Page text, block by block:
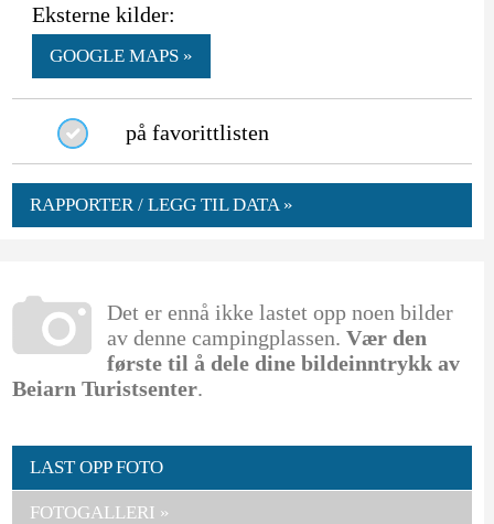
Eksterne kilder:
GOOGLE MAPS »
på favorittlisten
RAPPORTER / LEGG TIL DATA »
Det er ennå ikke lastet opp noen bilder
av denne campingplassen. Vær den
første til å dele dine bildeinntrykk av
Beiarn Turistsenter.
LAST OPP FOTO
FOTOGALLERI »